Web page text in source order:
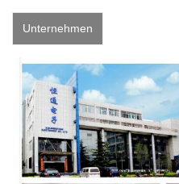
Unternehmen